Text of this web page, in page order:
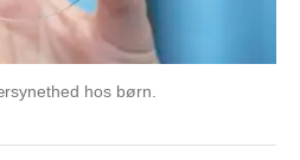
hos børn.